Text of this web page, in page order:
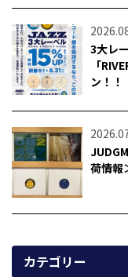
3大レ
「
ン！！
荷情報
カテゴリー